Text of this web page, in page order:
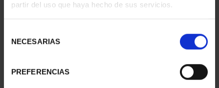
partir del uso que haya hecho de sus servicios.
NECESARIAS
PREFERENCIAS
PICASSO (2023)